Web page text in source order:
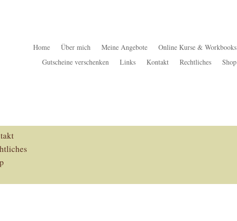
Home Über mich Meine Angebote
Online Kurse & Workbooks
Gutscheine verschenken
Links Kontakt Rechtliches Shop